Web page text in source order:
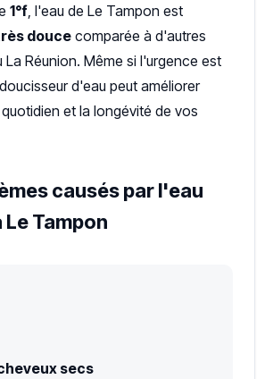
1°f , l'eau de Le Tampon est
douce comparée à d'autres
La Réunion. Même si l'urgence est
d'eau peut améliorer
et la longévité de vos
causés par l'eau
Tampon
secs